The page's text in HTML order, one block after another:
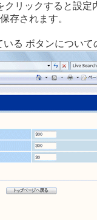
リックすると設定
存されます。
る ボタンについて